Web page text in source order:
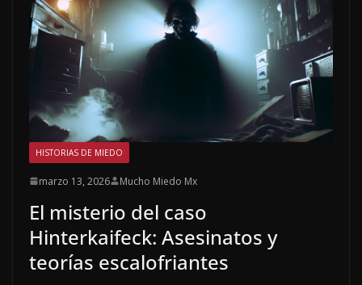
HISTORIAS DE MIEDO
marzo 13, 2026 Mucho Miedo Mx
El misterio del caso
Hinterkaifeck: Asesinatos y
teorías escalofriantes